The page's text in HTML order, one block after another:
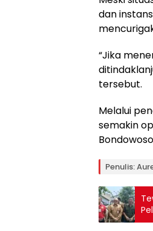
dan
“Jika
tersebut.
Melalui
semakin
Penulis: